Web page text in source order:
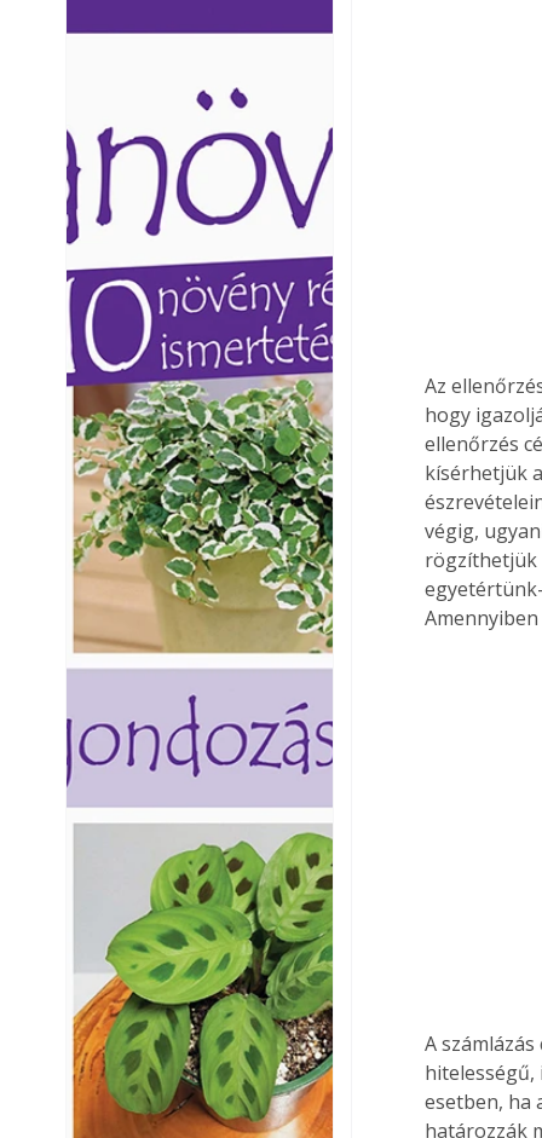
Az
hogy
ellenőrzés
kísérhetjük
végig,
rögzíthetjük
A
hitelességű,
esetben, ha
határozzák